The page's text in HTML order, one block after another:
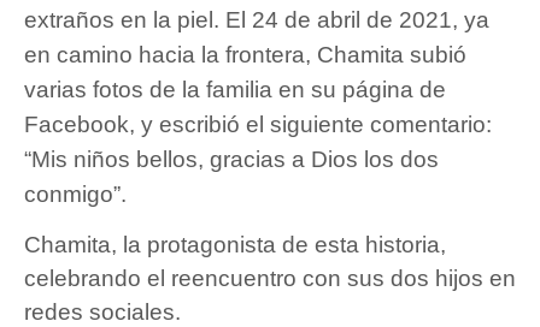
extraños en la piel. El 24 de abril de 2021, ya
en camino hacia la frontera, Chamita subió
varias fotos de la familia en su página de
Facebook, y escribió el siguiente comentario:
“Mis niños bellos, gracias a Dios los dos
conmigo”.
Chamita, la protagonista de esta historia,
celebrando el reencuentro con sus dos hijos en
redes sociales.